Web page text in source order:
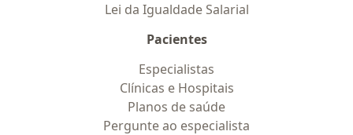
Lei da Igualdade Salarial
Pacientes
Especialistas
Clínicas e Hospitais
Planos de saúde
Pergunte ao especialista